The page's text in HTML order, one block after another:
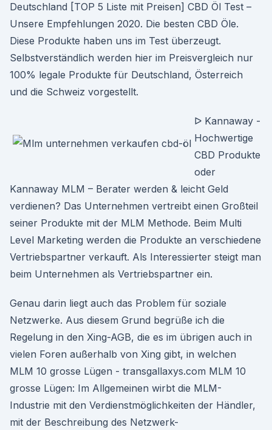
Deutschland [TOP 5 Liste mit Preisen] CBD Öl Test –
Unsere Empfehlungen 2020. Die besten CBD Öle.
Diese Produkte haben uns im Test überzeugt.
Selbstverständlich werden hier im Preisvergleich nur
100% legale Produkte für Deutschland, Österreich
und die Schweiz vorgestellt.
ᐅ Kannaway -
Hochwertige
CBD Produkte
oder
Kannaway MLM – Berater werden & leicht Geld
verdienen? Das Unternehmen vertreibt einen Großteil
seiner Produkte mit der MLM Methode. Beim Multi
Level Marketing werden die Produkte an verschiedene
Vertriebspartner verkauft. Als Interessierter steigt man
beim Unternehmen als Vertriebspartner ein.
Genau darin liegt auch das Problem für soziale
Netzwerke. Aus diesem Grund begrüße ich die
Regelung in den Xing-AGB, die es im übrigen auch in
vielen Foren außerhalb von Xing gibt, in welchen
MLM 10 grosse Lügen - transgallaxys.com MLM 10
grosse Lügen: Im Allgemeinen wirbt die MLM-
Industrie mit den Verdienstmöglichkeiten der Händler,
mit der Beschreibung des Netzwerk-